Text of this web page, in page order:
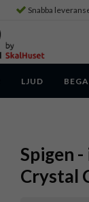
Snabba
LJUD
Spigen
Crystal